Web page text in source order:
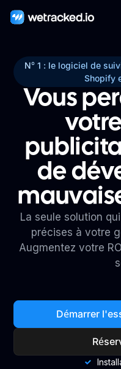
N° 1 : le logiciel de
Shopify
Vous
de
La seule solution
précises à votre
Augmentez votre
Démarrer